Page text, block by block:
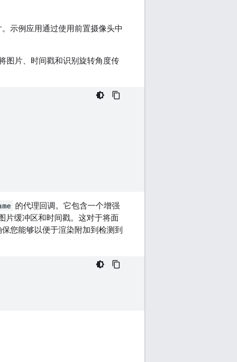
示例应用通过使用前置摄像头中
图片、时间戳和识别旋转角度传
的代理回调。它包含一个增强
片缓冲区和时间戳。这对于将面
您能够以便于渲染附加到检测到